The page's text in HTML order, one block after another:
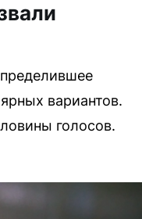
вариантов.
голосов.